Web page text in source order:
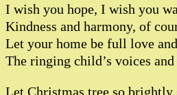
I wish you hope, I wish you
Kindness and harmony, of
Let your home be full love
The ringing child’s voices and
Let Christmas tree so brightly